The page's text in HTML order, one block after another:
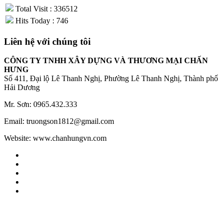
Total Visit : 336512
Hits Today : 746
Liên hệ với chúng tôi
CÔNG TY TNHH XÂY DỰNG VÀ THƯƠNG MẠI CHẤN
HƯNG
Số 411, Đại lộ Lê Thanh Nghị, Phường Lê Thanh Nghị, Thành phố
Hải Dương
Mr. Sơn: 0965.432.333
Email: truongson1812@gmail.com
Website: www.chanhungvn.com